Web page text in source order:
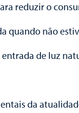
reduzir o
quando não
de luz
da